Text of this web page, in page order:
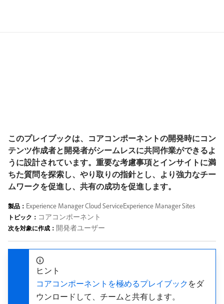
このプレイブックは、コアコンポーネントの開発時にコン
テンツ作成者と開発者がシームレスに共同作業ができるよ
うに設計されています。重要な考慮事項とインサイトに満
ちた質問を探索し、やり取りの指針とし、より強力なチー
ムワークを促進し、共有の成功を促進します。
製品： Experience Manager Cloud ServiceExperience Manager Sites
トピック： コアコンポーネント
次を対象に作成： 開発者ユーザー
ヒント
コアコンポーネントを極めるプレイブック をダ
ウンロードして、チームと共有します。